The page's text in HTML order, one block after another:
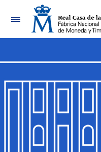
Navegació
Mostra/Amaga
Mostra/Amaga
Mostra/Amaga